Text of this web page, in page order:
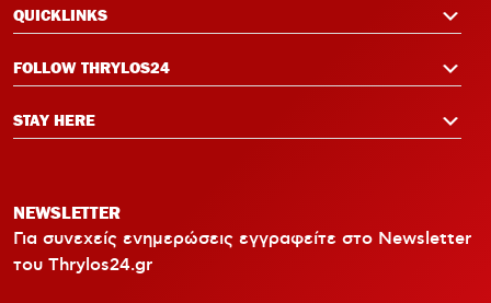
QUICKLINKS
FOLLOW THRYLOS24
STAY HERE
NEWSLETTER
Για συνεχείς ενημερώσεις εγγραφείτε στο Newsletter
του Thrylos24.gr